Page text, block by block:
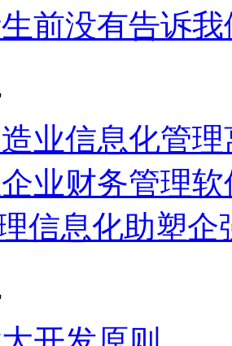
前没有告诉
业信息化管
业财务管理软
信息化助塑企